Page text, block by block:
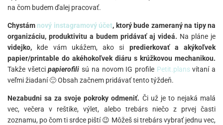
na čom budem ďalej pracovať.
Chystám nový instagramový účet, ktorý bude zameraný na tipy na
organizáciu, produktivitu a budem pridávať aj videá. Na pláne je
videjko, kde vám ukážem, ako si predierkovať a akýkoľvek
papier/printable do akéhokoľvek diáru s krúžkovou mechanikou.
Takže všetcipapierofili sú na novom IG profile Petit.plansvítaní a
veľmi žiadaní 🙂 Obsah začnem pridávať tento týždeň.
Nezabudni sa za svoje pokroky odmeniť. Či už je to nejaká malá
vec, večera v reštike, výlet, alebo trebárs niečo z prvej časti
zoznamu, po čom ti srdce piští 😉 Môžeš si trebárs vybrať jednu vec,